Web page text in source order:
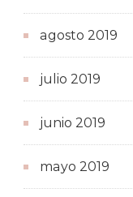
agosto 2019
julio 2019
junio 2019
mayo 2019